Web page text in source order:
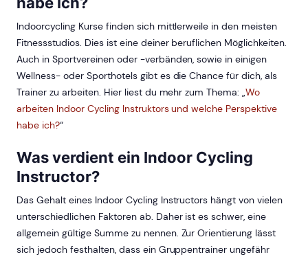
Indoorcycling Kurse finden sich mittlerweile in den meisten
Fitnessstudios. Dies ist eine deiner beruflichen Möglichkeiten.
Auch in Sportvereinen oder -verbänden, sowie in einigen
Wellness- oder Sporthotels gibt es die Chance für dich, als
Trainer zu arbeiten. Hier liest du mehr zum Thema: „Wo
arbeiten Indoor Cycling Instruktors und welche Perspektive
habe ich?“
Was verdient ein Indoor Cycling
Instructor?
Das Gehalt eines Indoor Cycling Instructors hängt von vielen
unterschiedlichen Faktoren ab. Daher ist es schwer, eine
allgemein gültige Summe zu nennen. Zur Orientierung lässt
sich jedoch festhalten, dass ein Gruppentrainer ungefähr